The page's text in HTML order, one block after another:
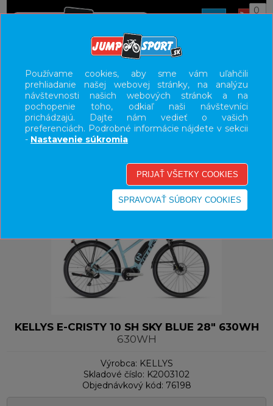
0
E-BIKE KROSOVÉ, MESTSKÉ
UŽÍVATEĽSKÝ PANEL
KATEGÓRIE
VÝPREDAJ - VŠETKO
KELLYS E-CRISTY 10 SH SKY BLUE 28" 630WH
630WH
Výrobca: KELLYS
Skladové číslo: K2003102
Objednávkový kód: 76198
Používame cookies, aby sme vám uľahčili
prehliadanie našej webovej stránky, na analýzu
návštevnosti našich webových stránok a na
pochopenie toho, odkiaľ naši návštevníci
prichádzajú. Dajte nám vedieť o vašich
preferenciách. Podrobné informácie nájdete v sekcii
- Nastavenie súkromia